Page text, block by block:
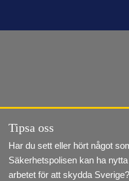
Tipsa oss
Har du sett eller hört något
Säkerhetspolisen kan ha
arbetet för att skydda Sverige?